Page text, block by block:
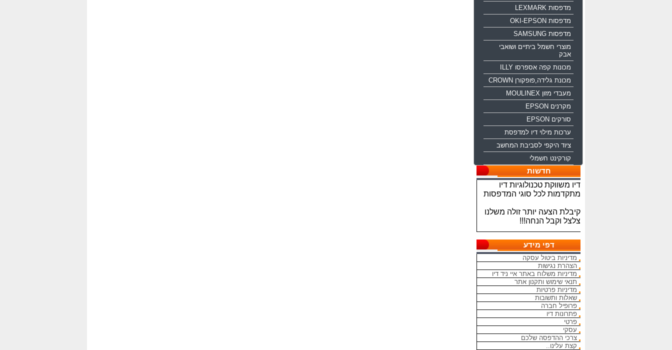
מדפסות LEXMARK
מדפסות OKI-EPSON
מדפסות SAMSUNG
מוצרי חשמל ביתיים ושואבי
אבק
מכונות קפה אספרסו ILLY
מכונת גלידה,פופקורן CROWN
מעבדי מזון MOULINEX
מקרנים EPSON
סורקים EPSON
ערכות מילוי דיו למדפסת
ציוד היקפי לסביבת המחשב
קורקינט חשמלי
חדשות
ברוכים הבאים לחברת איי ניד
דיו משווקת טכנולוגיות דיו
מתקדמות לכל סוגי המדפסות
צלצל וקבל הנחה!!!
מתחייבים להיות הכי זולים
בארץ בראשי הדיו והטונרים
התואמים, יש אפשרות למשלוח
מהיום להיום
המחירים באתר אינם סופיים,יש
הנחה על קניה כמותית פרטים
במרכז ההזמנות
מאמינים אך ורק ביחס אישי
הוגן ובהקשבה
ללקוחות.בזכותכם הצלחתנו
בכל שאלה עניין והתלבטות אין
דפי מידע
מדיניות ביטול עסקה
הצהרת נגישות
מדיניות משלוח באתר איי ניד דיו
תנאי שימוש ותקנון אתר
מדיניות פרטיות
שאלות ותשובות
פרופיל חברה
פתרונות דיו
פרטי
עסקי
צרכי ההדפסה שלכם
קצת עלינו..